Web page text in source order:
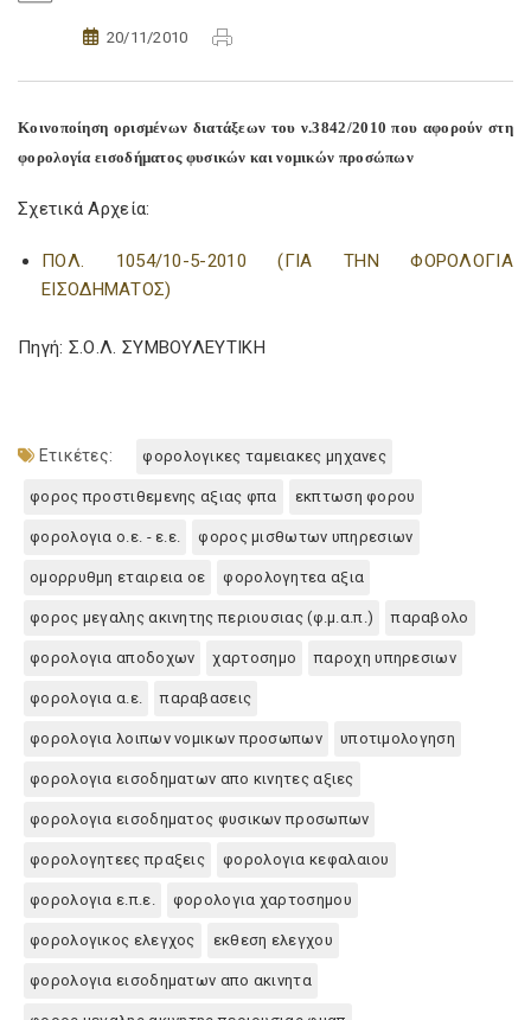
20/11/2010
Κοινοποίηση ορισμένων διατάξεων του ν.3842/2010 που αφορούν στη
φορολογία εισοδήματος φυσικών και νομικών προσώπων
Σχετικά Αρχεία:
ΠΟΛ. 1054/10-5-2010 (ΓΙΑ ΤΗΝ ΦΟΡΟΛΟΓΙΑ
ΕΙΣΟΔΗΜΑΤΟΣ)
Πηγή: Σ.Ο.Λ. ΣΥΜΒΟΥΛΕΥΤΙΚΗ
Ετικέτες: φορολογικες ταμειακες μηχανες
φορος προστιθεμενης αξιας φπα εκπτωση φορου
φορολογια ο.ε. - ε.ε. φορος μισθωτων υπηρεσιων
ομορρυθμη εταιρεια οε φορολογητεα αξια
φορος μεγαλης ακινητης περιουσιας (φ.μ.α.π.) παραβολο
φορολογια αποδοχων χαρτοσημο παροχη υπηρεσιων
φορολογια α.ε. παραβασεις
φορολογια λοιπων νομικων προσωπων υποτιμολογηση
φορολογια εισοδηματων απο κινητες αξιες
φορολογια εισοδηματος φυσικων προσωπων
φορολογητεες πραξεις φορολογια κεφαλαιου
φορολογια ε.π.ε. φορολογια χαρτοσημου
φορολογικος ελεγχος εκθεση ελεγχου
φορολογια εισοδηματων απο ακινητα